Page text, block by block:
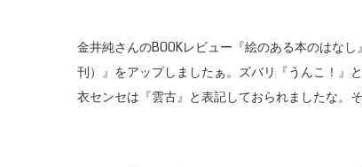
金井純さんのBOOKレビュー『絵のある本のはな
刊）』をアップしましたぁ。ズバリ『うんこ！』
衣センセは『雲古』と表記しておられましたな。